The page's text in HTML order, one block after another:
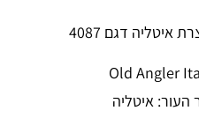
דגם 4087
העור: איטליה